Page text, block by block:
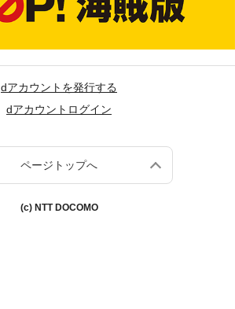
dアカウントを発行する
dアカウントログイン
ページトップへ
(c) NTT DOCOMO